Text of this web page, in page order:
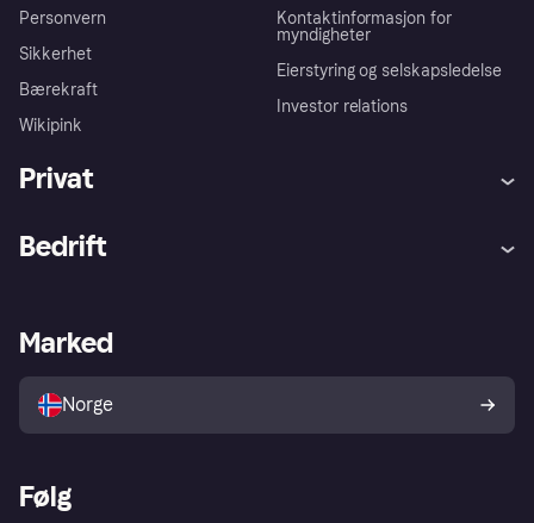
Personvern
Sikkerhet
Bærekraft
Wikipink
Kontaktinformasjon for
myndigheter
Eierstyring og selskapsledelse
Investor relations
Privat
Utforsk butikker
Bedrift
Merchant portal
Marked
Norge
Følg